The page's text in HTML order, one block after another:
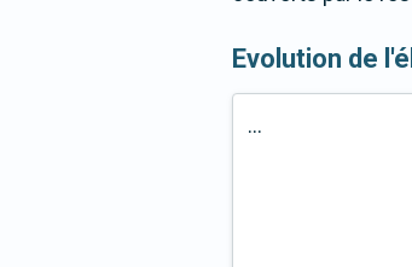
Evolution de
...